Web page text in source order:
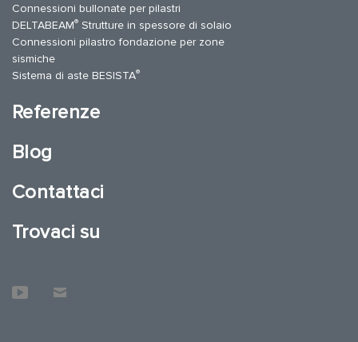
Connessioni bullonate per pilastri
DELTABEAM® Strutture in spessore di solaio
Connessioni pilastro fondazione per zone
sismiche
Sistema di aste BESISTA®
Referenze
Blog
Contattaci
Trovaci su